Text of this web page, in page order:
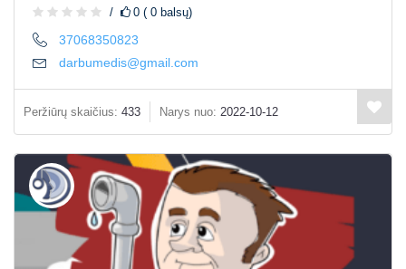
0 ( 0 balsų)
37068350823
darbumedis@gmail.com
Peržiūrų skaičius: 433 Narys nuo: 2022-10-12